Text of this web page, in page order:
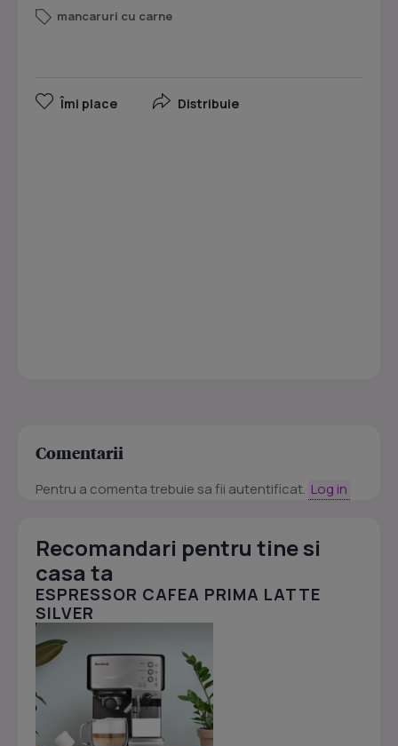
mancaruri cu carne
Îmi place Distribuie
Comentarii
Pentru a comenta trebuie sa fii autentificat. Log in
Recomandari pentru tine si
casa ta
ESPRESSOR CAFEA PRIMA LATTE
SILVER